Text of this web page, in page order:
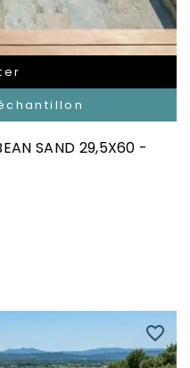
SAND 29,5X60 -
favorite_border